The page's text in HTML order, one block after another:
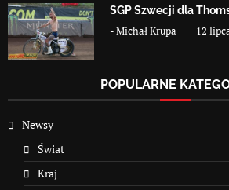
SGP Szwecji dla
-Michał Krupa 12
POPULARNE
Newsy
Świat
Kraj